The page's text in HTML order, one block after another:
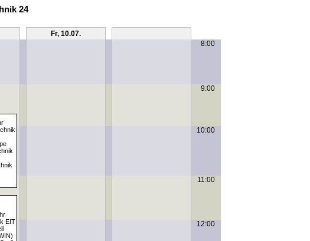
24
Fr, 10.07.
8:00
9:00
10:00
11:00
EIT
12:00